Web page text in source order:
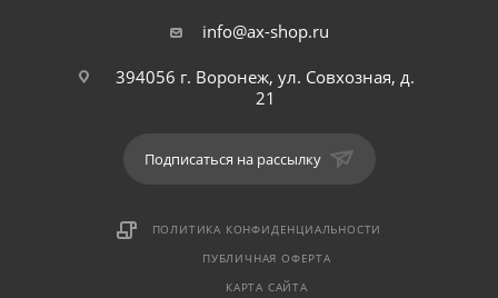
info@ax-shop.ru
394056 г. Воронеж, ул. Совхозная, д.
21
Подписаться на рассылку
ПОЛИТИКА КОНФИДЕНЦИАЛЬНОСТИ
ПУБЛИЧНАЯ ОФЕРТА
КАРТА САЙТА